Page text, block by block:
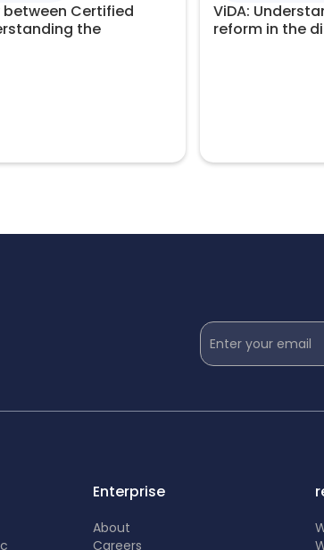
Certified
the
ViDA:
reform in the
Enter your email
Enterprise
About
Careers